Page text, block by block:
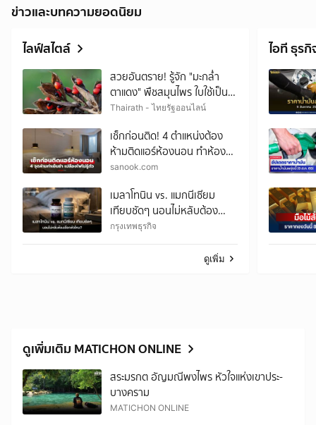
ข่าวและบทความยอดนิยม
ไลฟ์สไตล์
สวยอันตราย! รู้จัก "มะกล่ำ
ตาแดง" พืชสมุนไพร ใบใช้เป็น
ยา แต่เมล็ดมีพิษร้าย
Thairath - ไทยรัฐออนไลน์
เช็กก่อนติด! 4 ตำแหน่งต้อง
ห้ามติดแอร์ห้องนอน ทำห้อง
เย็นช้า เปลืองค่าไฟไม่รู้ตัว
sanook.com
เมลาโทนิน vs. แมกนีเซียม
เทียบชัดๆ นอนไม่หลับต้อง
เลือกตัวไหน?
กรุงเทพธุรกิจ
ดูเพิ่ม
ไอที ธุรกิ
ดูเพิ่มเติม MATICHON ONLINE
สระมรกต อัญมณีพงไพร หัวใจแห่งเขาประ-
บางคราม
MATICHON ONLINE